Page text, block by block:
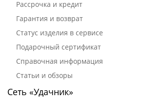
Рассрочка и кредит
Гарантия и возврат
Статус изделия в сервисе
Подарочный сертификат
Справочная информация
Статьи и обзоры
Сеть «Удачник»